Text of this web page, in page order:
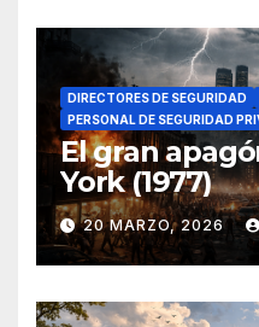
DIRECTORES DE SEGURIDAD
PERSONAL DE SEGURIDAD
El gran
York (1977)
20 MARZO, 2026